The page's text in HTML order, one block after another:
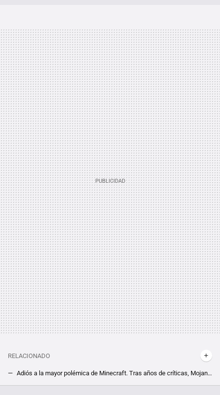
RELACIONADO
Adiós a la mayor polémica de Minecraft. Tras años de críticas, Mojang cambia la manera en la que trae nuevo contenido, y se despide de las mob votes